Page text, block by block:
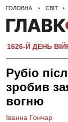
ГОЛОВНА СВІТ
1626-Й ДЕНЬ
Рубіо
зробив
вогню
Іванна Гончар